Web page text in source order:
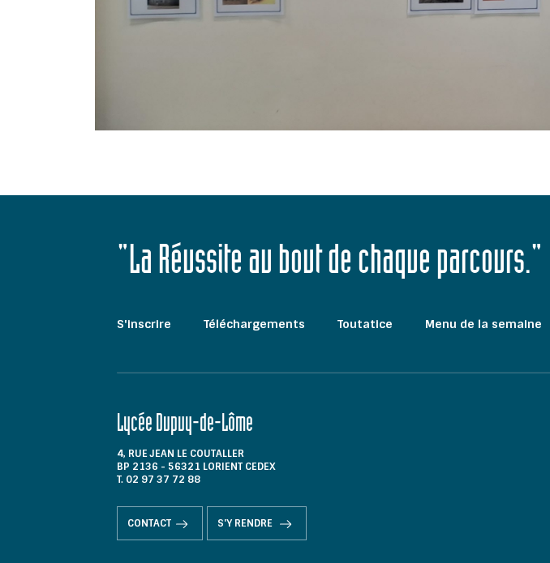
"La Réussite au bout de chaque parcours."
S'inscrire Téléchargements Toutatice Menu de la semaine
Lycée Dupuy-de-Lôme
4, RUE JEAN LE COUTALLER
BP 2136 - 56321 LORIENT CEDEX
T. 02 97 37 72 88
CONTACT S'Y RENDRE